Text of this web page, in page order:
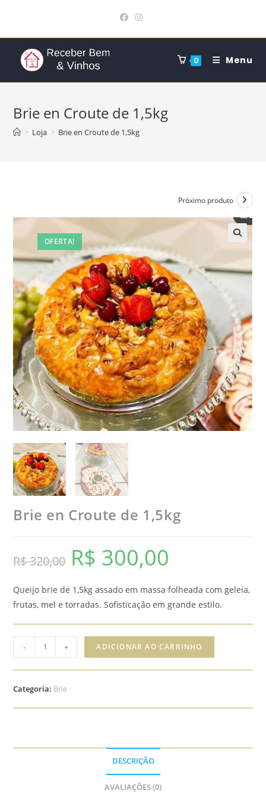
o
conteúdo
0 Menu
Brie en Croute de 1,5kg
> Loja > Brie en Croute de 1,5kg
OFERTA!
Próximo produto
Brie en Croute de 1,5kg
R$320,00
O
original
era:
R$ 320,00.
R$ 300,00
atual
é:
R$ 300,00.
Queijo brie de 1,5kg assado em massa folheada com geleia,
frutas, mel e torradas. Sofisticação em grande estilo.
en
Croute
de
- + ADICIONAR AO CARRINHO
Categoria: Brie
DESCRIÇÃO
AVALIAÇÕES (0)